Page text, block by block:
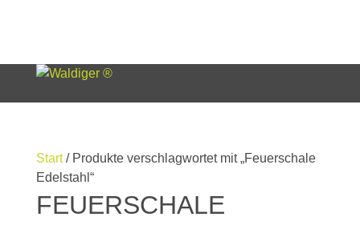
Start/ Produkte verschlagwortet mit „Feuerschale
Edelstahl“
FEUERSCHALE